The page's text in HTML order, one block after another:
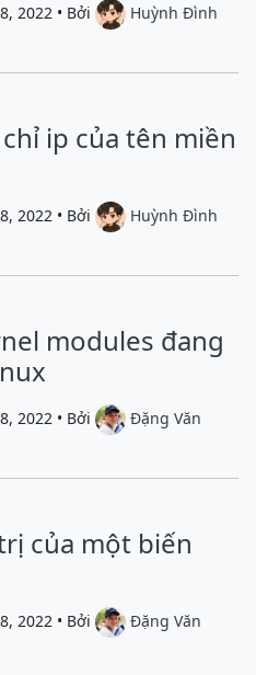
2022 • Bởi
Huỳnh Đình
ip của tên miền
2022 • Bởi
Huỳnh Đình
modules đang
2022 • Bởi
Đặng Văn
của một biến
2022 • Bởi
Đặng Văn